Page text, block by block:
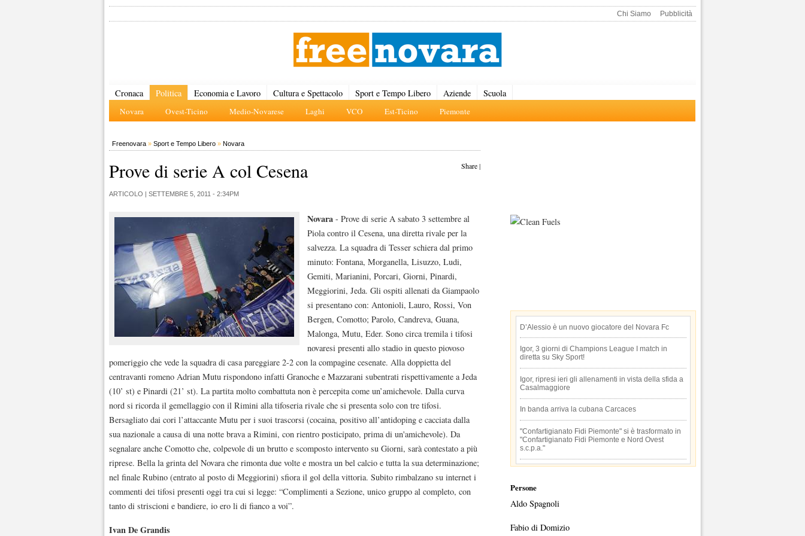
Chi Siamo Pubblicità
Cronaca Politica
Novara Ovest-Ticino Medio-Novarese Laghi VCO Est-Ticino Piemonte
Economia e Lavoro Cultura e Spettacolo Sport e Tempo Libero Aziende Scuola
Freenovara » Sport e Tempo Libero » Novara
Share|
Prove di serie A col Cesena
ARTICOLO | SETTEMBRE 5, 2011 - 2:34PM
Novara - Prove di serie A sabato 3 settembre al
Piola contro il Cesena, una diretta rivale per la
salvezza. La squadra di Tesser schiera dal primo
minuto: Fontana, Morganella, Lisuzzo, Ludi,
Gemiti, Marianini, Porcari, Giorni, Pinardi,
Meggiorini, Jeda. Gli ospiti allenati da Giampaolo
si presentano con: Antonioli, Lauro, Rossi, Von
Bergen, Comotto; Parolo, Candreva, Guana,
Malonga, Mutu, Eder. Sono circa tremila i tifosi
novaresi presenti allo stadio in questo piovoso
pomeriggio che vede la squadra di casa pareggiare 2-2 con la compagine cesenate. Alla doppietta del
centravanti romeno Adrian Mutu rispondono infatti Granoche e Mazzarani subentrati rispettivamente a Jeda
(10’ st) e Pinardi (21’ st). La partita molto combattuta non è percepita come un’amichevole. Dalla curva
nord si ricorda il gemellaggio con il Rimini alla tifoseria rivale che si presenta solo con tre tifosi.
Bersagliato dai cori l’attaccante Mutu per i suoi trascorsi (cocaina, positivo all’antidoping e cacciata dalla
sua nazionale a causa di una notte brava a Rimini, con rientro posticipato, prima di un'amichevole). Da
segnalare anche Comotto che, colpevole di un brutto e scomposto intervento su Giorni, sarà contestato a più
riprese. Bella la grinta del Novara che rimonta due volte e mostra un bel calcio e tutta la sua determinazione;
nel finale Rubino (entrato al posto di Meggiorini) sfiora il gol della vittoria. Subito rimbalzano su internet i
commenti dei tifosi presenti oggi tra cui si legge: “Complimenti a Sezione, unico gruppo al completo, con
tanto di striscioni e bandiere, io ero li di fianco a voi”.
Ivan De Grandis
D’Alessio è un nuovo giocatore del Novara Fc
Igor, 3 giorni di Champions League I match in
diretta su Sky Sport!
Igor, ripresi ieri gli allenamenti in vista della sfida a
Casalmaggiore
In banda arriva la cubana Carcaces
"Confartigianato Fidi Piemonte" si è trasformato in
"Confartigianato Fidi Piemonte e Nord Ovest
s.c.p.a."
Persone
Aldo Spagnoli
Fabio di Domizio